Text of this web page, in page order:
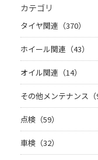
カテゴリ
タイヤ関連（370）
ホイール関連（43）
オイル関連（14）
その他メンテナンス（
点検（59）
車検（32）